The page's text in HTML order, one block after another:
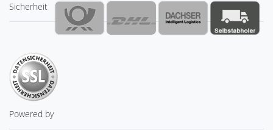
Sicherheit
Powered by